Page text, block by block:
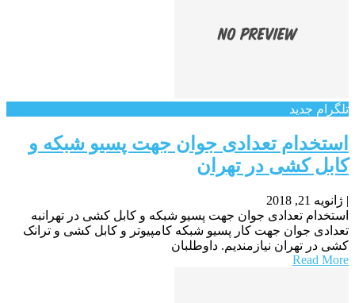
تلگرام جدید
استخدام تعدادی جوان جهت پسیو شبکه و
کابل کشی در تهران
| ژانویه 21, 2018
استخدام تعدادی جوان جهت پسیو شبکه و کابل کشی در تهرانبه
تعدادی جوان جهت کار پسیو شبکه کامپیوتر و کابل کشی و ترانک
کشی در تهران نیازمندیم. داوطلبان
Read More